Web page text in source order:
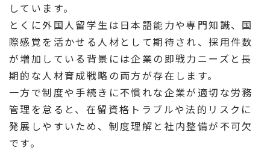
しています。
とくに外国人留学生は日本語能力や専門知識、国
際感覚を活かせる人材として期待され、採用件数
が増加している背景には企業の即戦力ニーズと長
期的な人材育成戦略の両方が存在します。
一方で制度や手続きに不慣れな企業が適切な労務
管理を怠ると、在留資格トラブルや法的リスクに
発展しやすいため、制度理解と社内整備が不可欠
です。